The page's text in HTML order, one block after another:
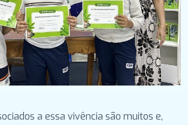
a essa vivência são muitos e,